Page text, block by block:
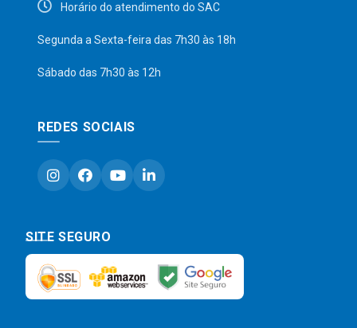
Horário do atendimento do SAC
Segunda a Sexta-feira das 7h30 às 18h
Sábado das 7h30 às 12h
REDES SOCIAIS
SITE SEGURO